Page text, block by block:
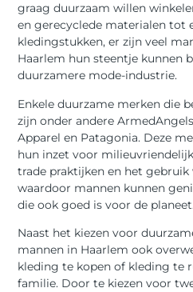
graag duurzaam willen
en gerecyclede materialen tot
kledingstukken, er zijn veel
Haarlem hun steentje kunnen
duurzamere mode-industrie.
Enkele duurzame merken die
zijn onder andere
Apparel en Patagonia. Deze
hun inzet voor
trade praktijken en het
waardoor mannen kunnen
die ook goed is voor de
Naast het kiezen voor
mannen in Haarlem ook
kleding te kopen of kleding te
familie. Door te kiezen voor